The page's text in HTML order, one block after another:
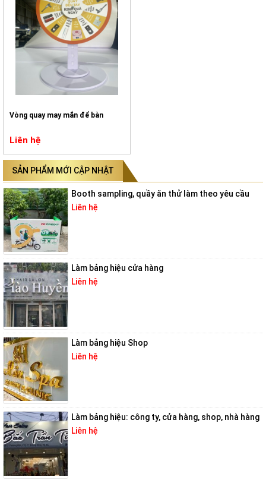
Vòng quay may mắn để bàn
Liên hệ
SẢN PHẨM MỚI CẬP NHẬT
Booth sampling, quầy ăn thử làm theo yêu cầu
Liên hệ
Làm bảng hiệu cửa hàng
Liên hệ
Làm bảng hiệu Shop
Liên hệ
Làm bảng hiệu: công ty, cửa hàng, shop, nhà hàng
Liên hệ